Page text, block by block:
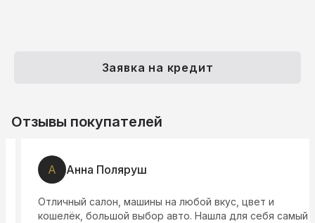
Заявка на кредит
Отзывы покупателей
А Анна Поляруш
Отличный салон, машины на любой вкус, цвет и
кошелёк, большой выбор авто. Нашла для себя самый